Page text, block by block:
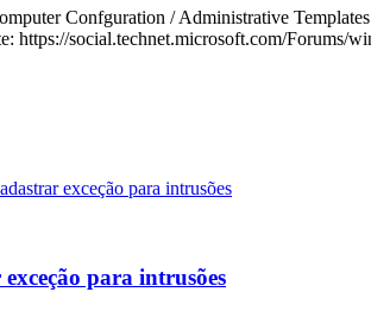
Confguration / Administrative
https://social.technet.microsoft.com/Forums/
exceção para intrusões
para intrusões